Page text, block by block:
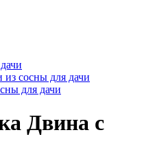
из сосны для дачи
для дачи
Двина с